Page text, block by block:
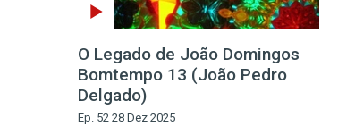
O Legado de João Domingos
Bomtempo 13 (João Pedro
Delgado)
Ep. 52 28 Dez 2025